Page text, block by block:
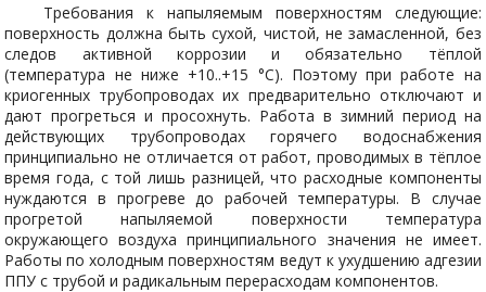
Требования к напыляемым поверхностям следующие:
поверхность должна быть сухой, чистой, не замасленной, без
следов активной коррозии и обязательно тёплой
(температура не ниже +10..+15 °C). Поэтому при работе на
криогенных трубопроводах их предварительно отключают и
дают прогреться и просохнуть. Работа в зимний период на
действующих трубопроводах горячего водоснабжения
принципиально не отличается от работ, проводимых в тёплое
время года, с той лишь разницей, что расходные компоненты
нуждаются в прогреве до рабочей температуры. В случае
прогретой напыляемой поверхности температура
окружающего воздуха принципиального значения не имеет.
Работы по холодным поверхностям ведут к ухудшению адгезии
ППУ с трубой и радикальным перерасходам компонентов.